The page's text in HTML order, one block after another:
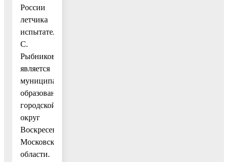
России
летчика
испытателя
С.
Рыбникова»
является
муниципальное
образование
городской
округ
Воскресенск
Московской
области.